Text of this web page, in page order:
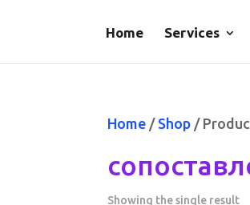
Home Services
Home / Shop /
Showing the single result